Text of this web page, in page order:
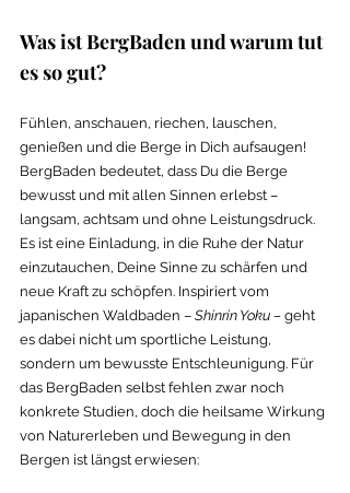
Was ist BergBaden und warum tut
es so gut?
Fühlen, anschauen, riechen, lauschen,
genießen und die Berge in Dich aufsaugen!
BergBaden bedeutet, dass Du die Berge
bewusst und mit allen Sinnen erlebst –
langsam, achtsam und ohne Leistungsdruck.
Es ist eine Einladung, in die Ruhe der Natur
einzutauchen, Deine Sinne zu schärfen und
neue Kraft zu schöpfen. Inspiriert vom
japanischen Waldbaden – Shinrin Yoku – geht
es dabei nicht um sportliche Leistung,
sondern um bewusste Entschleunigung. Für
das BergBaden selbst fehlen zwar noch
konkrete Studien, doch die heilsame Wirkung
von Naturerleben und Bewegung in den
Bergen ist längst erwiesen: